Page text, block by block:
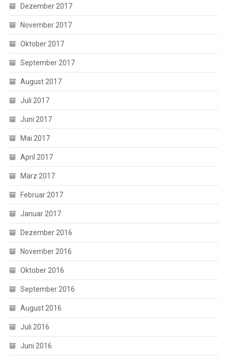
Dezember 2017
November 2017
Oktober 2017
September 2017
August 2017
Juli 2017
Juni 2017
Mai 2017
April 2017
März 2017
Februar 2017
Januar 2017
Dezember 2016
November 2016
Oktober 2016
September 2016
August 2016
Juli 2016
Juni 2016